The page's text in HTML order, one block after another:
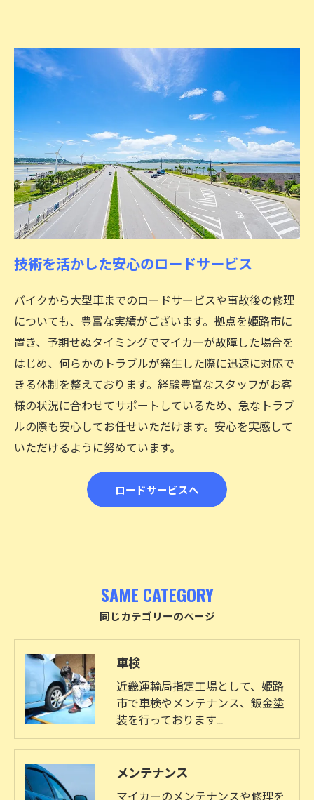
技術を活かした安心のロードサービス
バイクから大型車までのロードサービスや事故後の修理
についても、豊富な実績がございます。拠点を姫路市に
置き、予期せぬタイミングでマイカーが故障した場合を
はじめ、何らかのトラブルが発生した際に迅速に対応で
きる体制を整えております。経験豊富なスタッフがお客
様の状況に合わせてサポートしているため、急なトラブ
ルの際も安心してお任せいただけます。安心を実感して
いただけるように努めています。
ロードサービスへ
同じカテゴリーのページ
SAME CATEGORY
車検
近畿運輸局指定工場として、姫路
市で車検やメンテナンス、鈑金塗
装を行っております…
メンテナンス
マイカーのメンテナンスや修理を
お問い合わせはこちら